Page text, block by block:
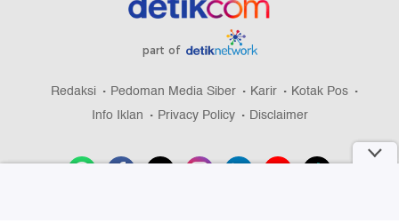
part of
Redaksi Pedoman Media Siber Karir
Kotak Pos
Info Iklan
Privacy Policy Disclaimer